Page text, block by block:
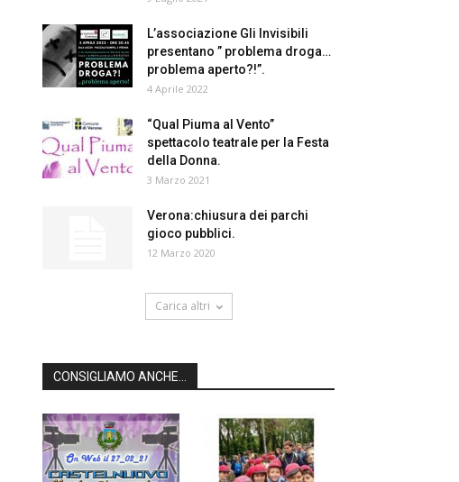
L’associazione Gli Invisibili
presentano ” problema droga…
problema aperto?!”.
4 Aprile 2022
“Qual Piuma al Vento”
spettacolo teatrale per la Festa
della Donna.
3 Marzo 2021
Verona:chiusura dei parchi
gioco pubblici.
12 Marzo 2020
Carica altri
CONSIGLIAMO ANCHE...